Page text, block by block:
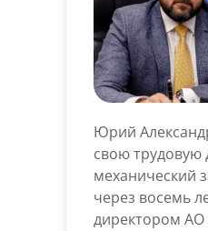
Юрий
свою трудовую
механический
через восемь
директором АО